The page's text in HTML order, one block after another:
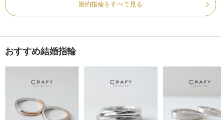
婚約指輪をすべて見る
おすすめ結婚指輪